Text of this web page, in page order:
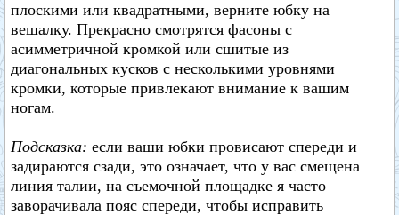
плоскими или квадратными, верните юбку на
вешалку. Прекрасно смотрятся фасоны с
асимметричной кромкой или сшитые из
диагональных кусков с несколькими уровнями
кромки, которые привлекают внимание к вашим
ногам.
Подсказка: если ваши юбки провисают спереди и
задираются сзади, это означает, что у вас смещена
линия талии, на съемочной площадке я часто
заворачивала пояс спереди, чтобы исправить